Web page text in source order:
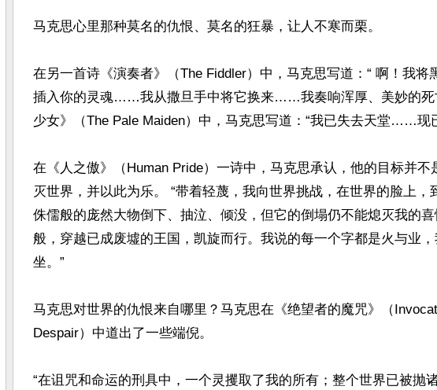
马克思心里那种莫名的仇恨、莫名的狂暴，让人不寒而栗。
在另一首诗《演奏者》（The Fiddler）中，马克思写道：“ 啊！我将
插入你的灵魂……我从撒旦手中将它换来……我奏响浑厚、美妙的死
少女》（The Pale Maiden）中，马克思写道：“我已失去天堂……现
在《人之傲》（Human Pride）一诗中，马克思承认，他的目标并不
灭世界，并以此为乐。 “带着轻蔑，我向世界挑战，在世界的脸上，
侏儒般的庞然大物倒下、抽泣、倾没，但它的倒塌仍不能熄灭我的
般，穿越已成废墟的王国，凯旋而行。我说的每一个字都是火与业
坐。”
马克思对世界的仇恨来自哪里？马克思在《绝望者的魔咒》（
Despair）中道出了一些端倪。
“在诅咒和命运的刑具中，一个灵攫取了我的所有；整个世界已被抛